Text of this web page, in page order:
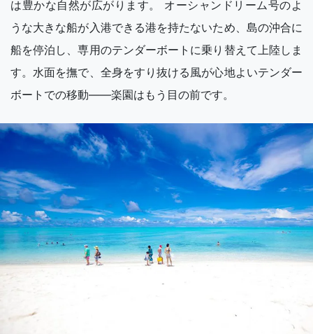
は豊かな自然が広がります。 オーシャンドリーム号のよ
うな大きな船が入港できる港を持たないため、島の沖合に
船を停泊し、専用のテンダーボートに乗り替えて上陸しま
す。水面を撫で、全身をすり抜ける風が心地よいテンダー
ボートでの移動――楽園はもう目の前です。